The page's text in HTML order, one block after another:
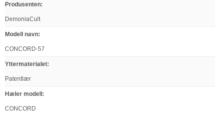
Produsenten:
DemoniaCult
Modell navn:
CONCORD-57
Yttermaterialet:
Patentlær
Hæler modell:
CONCORD